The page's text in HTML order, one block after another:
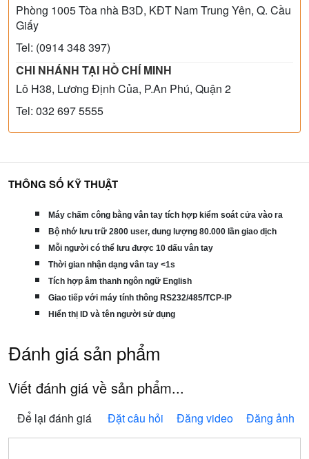
Phòng 1005 Tòa nhà B3D, KĐT Nam Trung Yên, Q. Cầu
Giấy
Tel: (0914 348 397)
CHI NHÁNH TẠI HỒ CHÍ MINH
Lô H38, Lương Định Của, P.An Phú, Quận 2
Tel: 032 697 5555
Máy chấm công bằng vân tay tích hợp kiểm soát cửa vào ra
Bộ nhớ lưu trữ 2800 user, dung lượng 80.000 lần giao dịch
Mỗi người có thể lưu được 10 dấu vân tay
Thời gian nhận dạng vân tay <1s
Tích hợp âm thanh ngôn ngữ English
Giao tiếp với máy tính thông RS232/485/TCP-IP
Hiển thị ID và tên người sử dụng
Đánh giá sản phẩm
Viết đánh giá về sản phẩm...
Để lại đánh giá Đặt câu hỏi Đăng video Đăng ảnh
THÔNG SỐ KỸ THUẬT